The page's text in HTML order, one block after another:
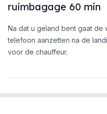
ruimbagage 60 min
Na dat u geland bent gaat de
telefoon aanzetten na de
voor de chauffeur.